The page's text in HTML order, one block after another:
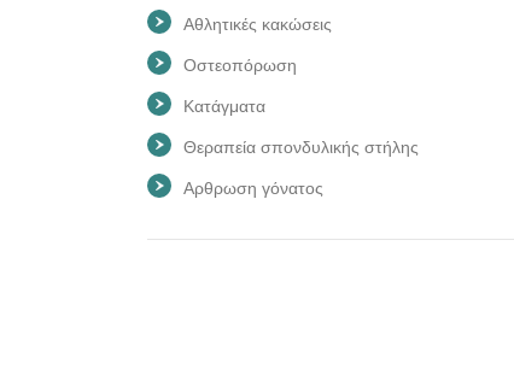
Αθλητικές κακώσεις
Οστεοπόρωση
Κατάγματα
Θεραπεία σπονδυλικής στήλης
Αρθρωση γόνατος